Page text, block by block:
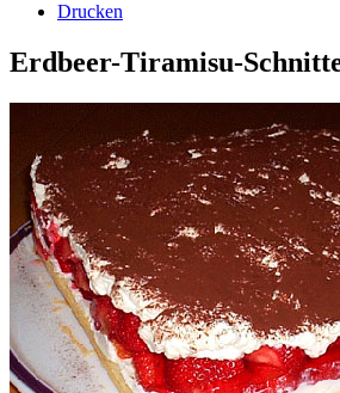
Drucken
Erdbeer-Tiramisu-